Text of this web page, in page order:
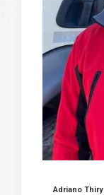
Adriano Thiry